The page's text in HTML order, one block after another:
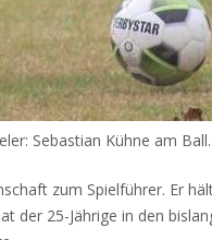
Sebastian Kühne am
zum Spielführer. Er
der 25-Jährige in den